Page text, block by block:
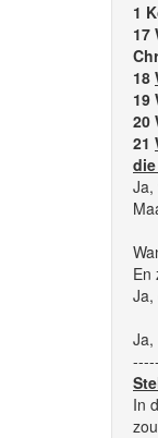
1
17
18
19
20
21
Ja,
En
Ja,
Ja,
In